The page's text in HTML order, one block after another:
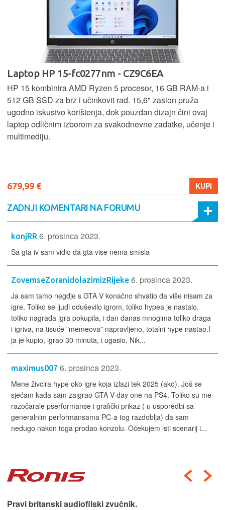
Laptop HP 15-fc0277nm - CZ9C6EA
HP 15 kombinira AMD Ryzen 5 procesor, 16 GB RAM-a i
512 GB SSD za brz i učinkovit rad. 15,6" zaslon pruža
ugodno iskustvo korištenja, dok pouzdan dizajn čini ovaj
laptop odličnim izborom za svakodnevne zadatke, učenje i
multimediju.
679,99 € KUPI
ZADNJI KOMENTARI NA FORUMU
konjRR 6. prosinca 2023.
Sa gta iv sam vidio da gta vise nema smisla
ZovemseZoranidolazimizRijeke 6. prosinca 2023.
Ja sam tamo negdje s GTA V konačno shvatio da više nisam za
igre. Toliko se ljudi oduševilo igrom, toliko hypea je nastalo,
toliko nagrada igra pokupila, i dan danas mnogima toliko draga
i igriva, na tisuće "memeova" napravljeno, totalni hype nastao.I
ja je kupio, igrao 30 minuta, i ugasio. Nik...
maximus007 6. prosinca 2023.
Mene živcira hype oko igre koja izlazi tek 2025 (ako). Još se
sjećam kada sam zaigrao GTA V day one na PS4. Toliko su me
razočarale pšerformanse i grafički prikaz ( u usporedbi sa
generalnim performansama PC-a tog razdoblja) da sam
nedugo nakon toga prodao konzolu. Očekujem isti scenarij i...
Pravi britanski audiofilski zvučnik.